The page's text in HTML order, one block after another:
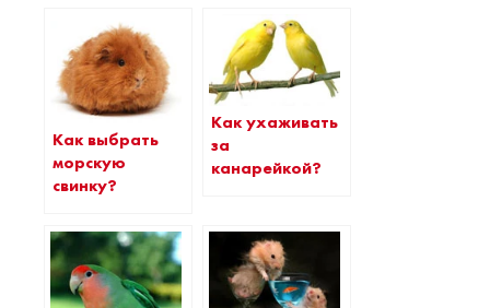
Как выбрать
морскую
свинку?
Как ухаживать
за
канарейкой?